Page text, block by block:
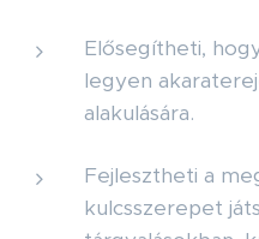
Elősegítheti,
legyen
alakulására.
Fejlesztheti a
kulcsszerepet